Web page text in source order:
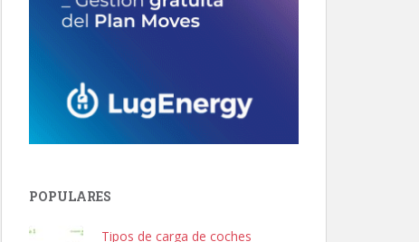
POPULARES
Tipos de carga de coches